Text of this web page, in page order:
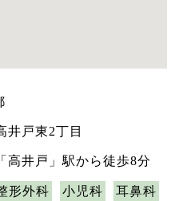
井戸東2丁目
高井戸」駅から徒歩8分
形外科 小児科
耳鼻科